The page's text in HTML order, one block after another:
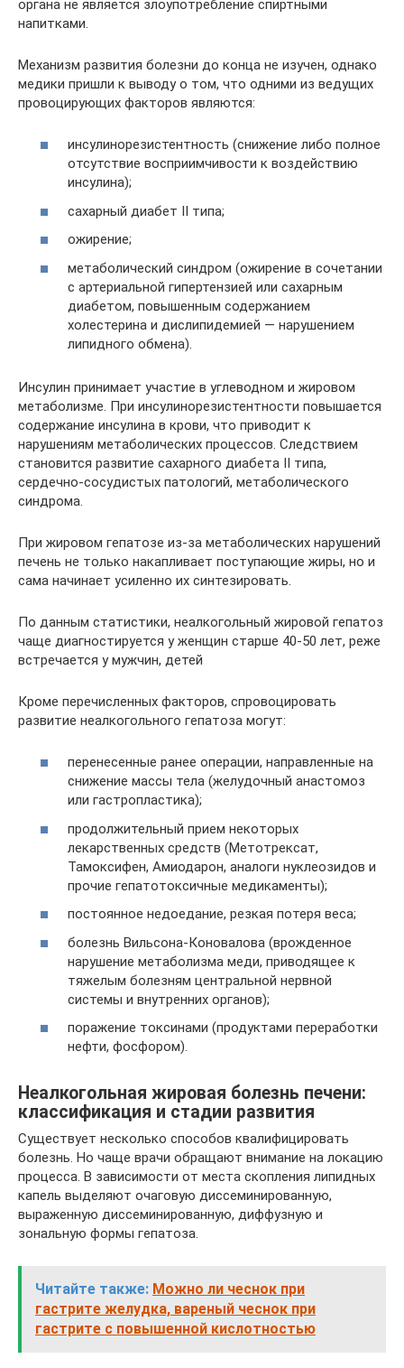
органа не является злоупотребление спиртными
напитками.
Механизм развития болезни до конца не изучен, однако
медики пришли к выводу о том, что одними из ведущих
провоцирующих факторов являются:
инсулинорезистентность (снижение либо полное
отсутствие восприимчивости к воздействию
инсулина);
сахарный диабет II типа;
ожирение;
метаболический синдром (ожирение в сочетании
с артериальной гипертензией или сахарным
диабетом, повышенным содержанием
холестерина и дислипидемией — нарушением
липидного обмена).
Инсулин принимает участие в углеводном и жировом
метаболизме. При инсулинорезистентности повышается
содержание инсулина в крови, что приводит к
нарушениям метаболических процессов. Следствием
становится развитие сахарного диабета II типа,
сердечно-сосудистых патологий, метаболического
синдрома.
При жировом гепатозе из-за метаболических нарушений
печень не только накапливает поступающие жиры, но и
сама начинает усиленно их синтезировать.
По данным статистики, неалкогольный жировой гепатоз
чаще диагностируется у женщин старше 40-50 лет, реже
встречается у мужчин, детей
Кроме перечисленных факторов, спровоцировать
развитие неалкогольного гепатоза могут:
перенесенные ранее операции, направленные на
снижение массы тела (желудочный анастомоз
или гастропластика);
продолжительный прием некоторых
лекарственных средств (Метотрексат,
Тамоксифен, Амиодарон, аналоги нуклеозидов и
прочие гепатотоксичные медикаменты);
постоянное недоедание, резкая потеря веса;
болезнь Вильсона-Коновалова (врожденное
нарушение метаболизма меди, приводящее к
тяжелым болезням центральной нервной
системы и внутренних органов);
поражение токсинами (продуктами переработки
нефти, фосфором).
Неалкогольная жировая болезнь печени:
классификация и стадии развития
Существует несколько способов квалифицировать
болезнь. Но чаще врачи обращают внимание на локацию
процесса. В зависимости от места скопления липидных
капель выделяют очаговую диссеминированную,
выраженную диссеминированную, диффузную и
зональную формы гепатоза.
Читайте также: Можно ли чеснок при
гастрите желудка, вареный чеснок при
гастрите с повышенной кислотностью